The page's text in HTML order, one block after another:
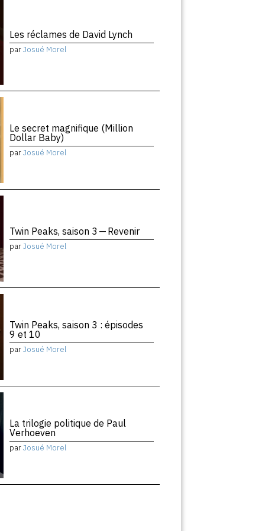
Les réclames de David Lynch
parJosué Morel
Le secret magnifique (Million
Dollar Baby)
parJosué Morel
Twin Peaks, saison 3 — Revenir
parJosué Morel
Twin Peaks, saison 3 : épisodes
9 et 10
parJosué Morel
La trilogie politique de Paul
Verhoeven
parJosué Morel